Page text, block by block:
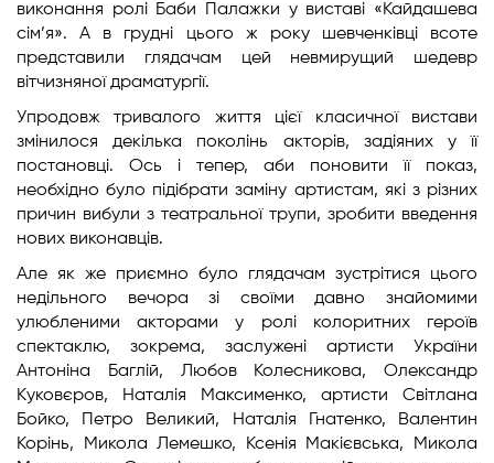
виконання ролі Баби Палажки у виставі «Кайдашева
сім’я». А в грудні цього ж року шевченківці всоте
представили глядачам цей невмирущий шедевр
вітчизняної драматургії.
Упродовж тривалого життя цієї класичної вистави
змінилося декілька поколінь акторів, задіяних у її
постановці. Ось і тепер, аби поновити її показ,
необхідно було підібрати заміну артистам, які з різних
причин вибули з театральної трупи, зробити введення
нових виконавців.
Але як же приємно було глядачам зустрітися цього
недільного вечора зі своїми давно знайомими
улюбленими акторами у ролі колоритних героїв
спектаклю, зокрема, заслужені артисти України
Антоніна Баглій, Любов Колесникова, Олександр
Куковєров, Наталія Максименко, артисти Світлана
Бойко, Петро Великий, Наталія Гнатенко, Валентин
Корінь, Микола Лемешко, Ксенія Макієвська, Микола